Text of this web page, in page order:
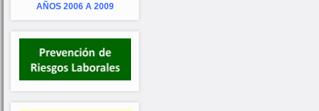
AÑOS 2006 A 2009